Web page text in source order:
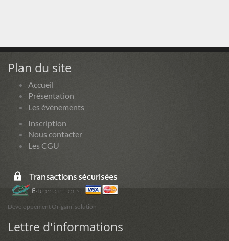
Plan du site
Accueil
Présentation
Les événements
Inscription
Nous contacter
Les CGU
Développement Origami solution
Lettre d'informations